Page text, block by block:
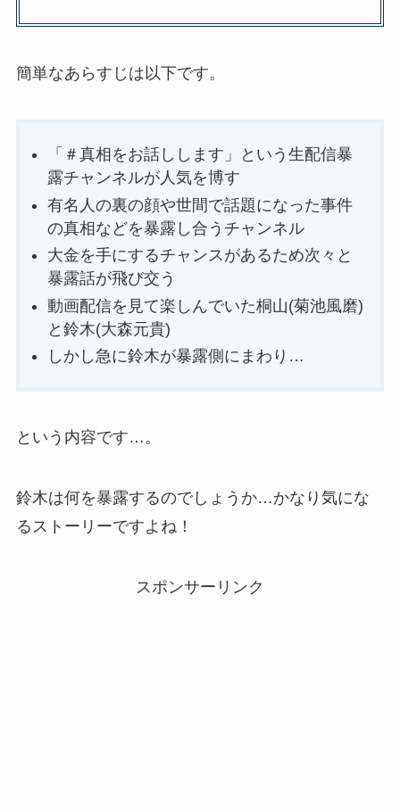
簡単なあらすじは以下です。
「＃真相をお話しします」という生配信暴
露チャンネルが人気を博す
有名人の裏の顔や世間で話題になった事件
の真相などを暴露し合うチャンネル
大金を手にするチャンスがあるため次々と
暴露話が飛び交う
動画配信を見て楽しんでいた桐山(菊池風磨)
と鈴木(大森元貴)
しかし急に鈴木が暴露側にまわり…
という内容です…。
鈴木は何を暴露するのでしょうか…かなり気にな
るストーリーですよね！
スポンサーリンク